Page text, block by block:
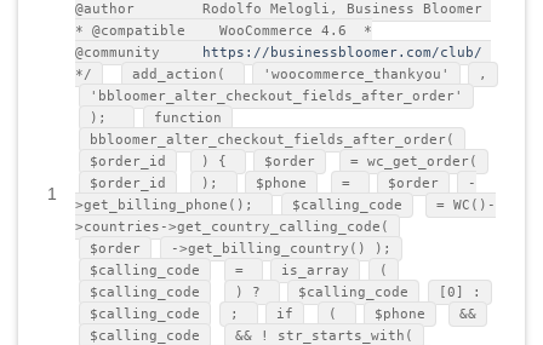
1
@author Rodolfo Melogli, Business Bloomer
* @compatible WooCommerce 4.6 *
@community
https://businessbloomer.com/club/
*/
add_action( 'woocommerce_thankyou'
,
'bbloomer_alter_checkout_fields_after_order'
);
function
bbloomer_alter_checkout_fields_after_order(
$order_id
) { $order
= wc_get_order(
$order_id
); $phone = $order
-
>get_billing_phone();
$calling_code
= WC()-
>countries->get_country_calling_code(
$order
->get_billing_country() );
$calling_code
= is_array
(
$calling_code
) ? $calling_code
[0] :
$calling_code
; if ( $phone
&&
$calling_code
&& ! str_starts_with(